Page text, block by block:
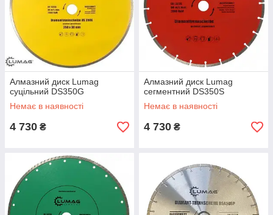
Алмазний диск Lumag
суцільний DS350G
Немає в наявності
4 730 ₴
Алмазний диск Lumag
сегментний DS350S
Немає в наявності
4 730 ₴